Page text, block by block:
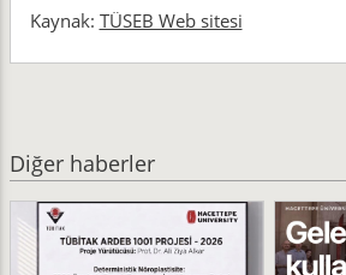
Kaynak: TÜSEB Web sitesi
Diğer haberler